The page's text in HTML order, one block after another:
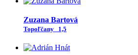
Zuzana Bartová
Topoľčany 1,5